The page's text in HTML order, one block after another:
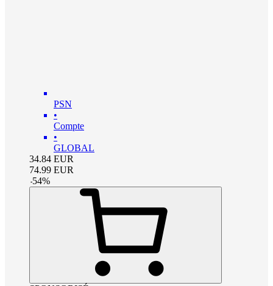
PSN
•
Compte
•
GLOBAL
34.84 EUR
74.99 EUR
-54%